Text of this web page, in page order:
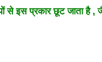
से इस प्रकार छूट जाता है